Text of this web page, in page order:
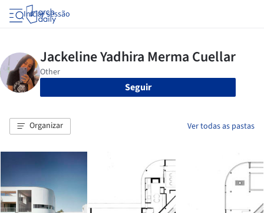
Iniciar sessão
Seguir
Organizar Ver todas as pastas